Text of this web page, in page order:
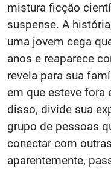
mistura ficção
suspense. A
uma jovem cega
anos e reaparece
revela para sua
em que esteve fora
disso, divide sua
grupo de pessoas
conectar com
aparentemente,